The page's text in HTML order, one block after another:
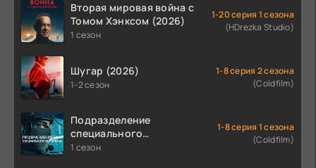
Вторая мировая война с
Томом Хэнксом (2026)
1 сезон
1-20 серия 1 сезона
(HDrezka Studio)
Шугар (2026)
1-2 сезон
1-8 серия 2 сезона
(Coldfilm)
Подразделение
специального
назначения (2026)
1 сезон
1-8 серия 1 сезона
(Coldfilm)